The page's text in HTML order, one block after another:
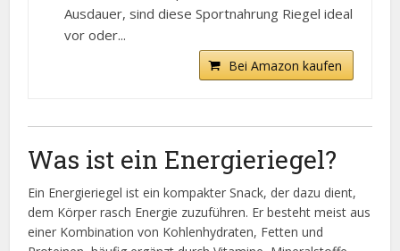
Ausdauer, sind diese Sportnahrung Riegel ideal
vor oder...
Bei Amazon kaufen
Was ist ein Energieriegel?
Ein Energieriegel ist ein kompakter Snack, der dazu dient,
dem Körper rasch Energie zuzuführen. Er besteht meist aus
einer Kombination von Kohlenhydraten, Fetten und